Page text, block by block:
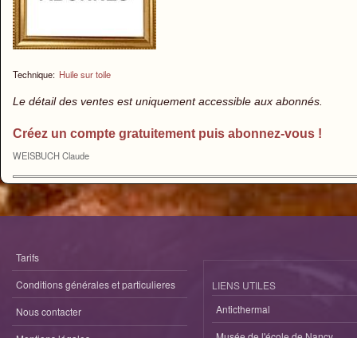
Technique: Huile sur toile
Le détail des ventes est uniquement accessible aux abonnés.
Créez un compte gratuitement puis abonnez-vous !
WEISBUCH Claude
Tarifs
Conditions générales et particulieres
Nous contacter
LIENS UTILES
Anticthermal